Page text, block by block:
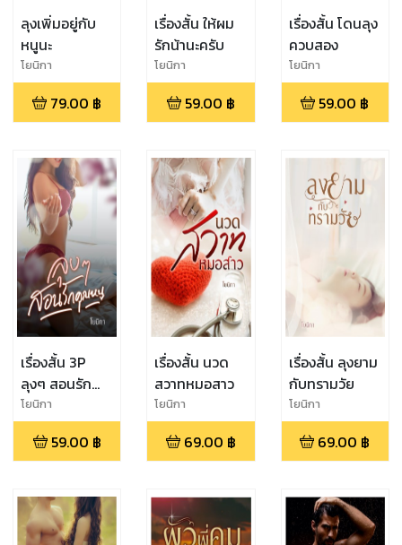
ลุงเพิ่มอยู่กับ
หนูนะ
โยนิกา
79.00 ฿
เรื่องสั้น ให้ผม
รักน้านะครับ
โยนิกา
59.00 ฿
เรื่องสั้น โดนลุง
ควบสอง
โยนิกา
59.00 ฿
เรื่องสั้น 3P
ลุงๆ สอนรัก
คุณหนู
โยนิกา
59.00 ฿
เรื่องสั้น นวด
สวาทหมอสาว
โยนิกา
69.00 ฿
เรื่องสั้น ลุงยาม
กับทรามวัย
โยนิกา
69.00 ฿